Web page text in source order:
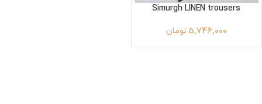
Simurgh LINEN trousers
5,746,000 تومان